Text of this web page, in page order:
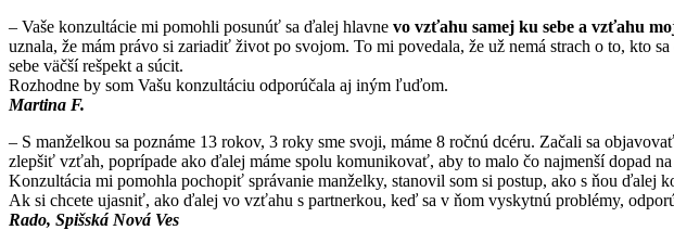
– Vaše konzultácie mi pomohli posunúť sa ďalej hlavne vo vzťahu samej ku sebe a vzťahu
uznala, že mám právo si zariadiť život po svojom. To mi povedala, že už nemá strach o to, kto
sebe väčší rešpekt a súcit.
Rozhodne by som Vašu konzultáciu odporúčala aj iným ľuďom.
Martina F.
– S manželkou sa poznáme 13 rokov, 3 roky sme svoji, máme 8 ročnú dcéru. Začali sa
zlepšiť vzťah, poprípade ako ďalej máme spolu komunikovať, aby to malo čo najmenší dopad
Konzultácia mi pomohla pochopiť správanie manželky, stanovil som si postup, ako s ňou
Ak si chcete ujasniť, ako ďalej vo vzťahu s partnerkou, keď sa v ňom vyskytnú problémy,
Rado, Spišská Nová Ves